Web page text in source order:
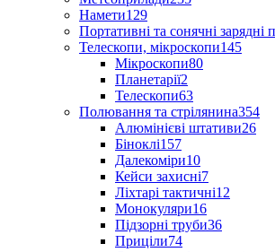
Намети129
Портативні та сонячні зарядні
Телескопи, мікроскопи145
Мікроскопи80
Планетарії2
Телескопи63
Полювання та стрілянина354
Алюмінієві штативи26
Біноклі157
Далекоміри10
Кейси захисні7
Ліхтарі тактичні12
Монокуляри16
Підзорні труби36
Приціли74